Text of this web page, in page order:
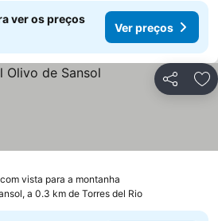
ver os preços
Ver preços
Partilhar
vista para a montanha
a 0.3 km de Torres del Rio